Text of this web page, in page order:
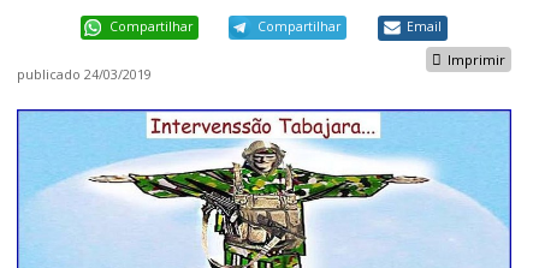
Compartilhar Compartilhar Email
Imprimir
publicado 24/03/2019